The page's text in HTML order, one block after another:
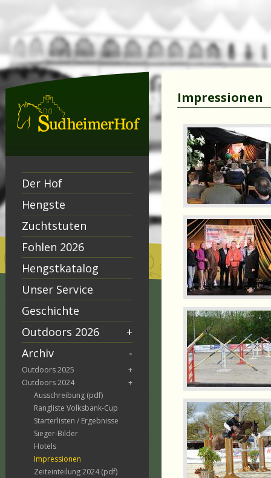
Der Hof
Hengste
Zuchtstuten
Fohlen 2026
Hengstkatalog
Unser Service
Geschichte
Outdoors 2026
+
Archiv
-
Outdoors 2025
+
Outdoors 2024
+
Ausschreibung (pdf)
Rangliste Volksbank-Cup
Starterlisten / Ergebnisse
Sieger-Bilder
Hotels
Impressionen
Zeiteinteilung 2024 (pdf)
Impressionen